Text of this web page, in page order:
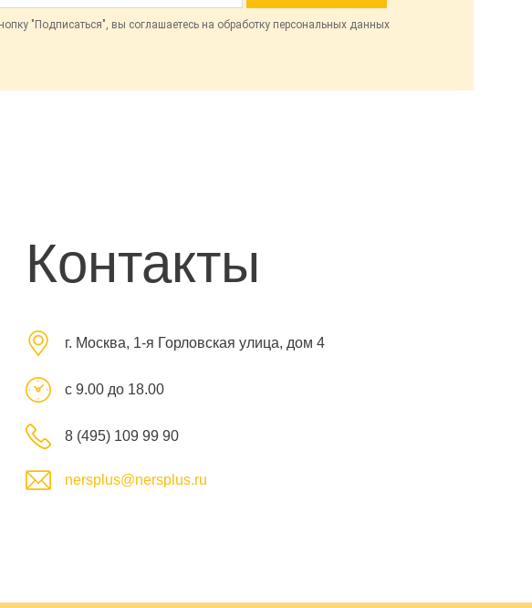
"Подписаться", вы соглашаетесь на обработку персональных данных
Контакты
г. Москва, 1-я Горловская улица, дом 4
с 9.00 до 18.00
8 (495) 109 99 90
nersplus@nersplus.ru